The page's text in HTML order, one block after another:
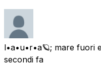
l•a•u•r•a🪐; mare fuori
secondi fa